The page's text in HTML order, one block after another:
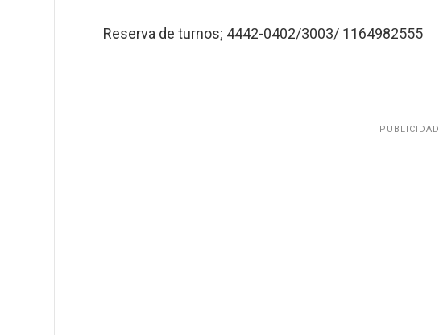
Reserva de turnos; 4442-0402/3003/ 1164982555
PUBLICIDAD